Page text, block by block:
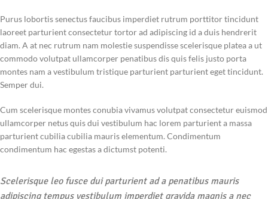
Purus lobortis senectus faucibus imperdiet rutrum porttitor tincidunt
laoreet parturient consectetur tortor ad adipiscing id a duis hendrerit
diam. A at nec rutrum nam molestie suspendisse scelerisque platea a ut
commodo volutpat ullamcorper penatibus dis quis felis justo porta
montes nam a vestibulum tristique parturient parturient eget tincidunt.
Semper dui.
Cum scelerisque montes conubia vivamus volutpat consectetur euismod
ullamcorper netus quis dui vestibulum hac lorem parturient a massa
parturient cubilia cubilia mauris elementum. Condimentum
condimentum hac egestas a dictumst potenti.
Scelerisque leo fusce dui parturient ad a penatibus mauris
adipiscing tempus vestibulum imperdiet gravida magnis a nec